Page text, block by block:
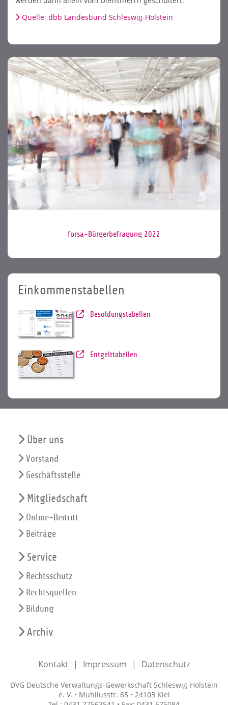
Quelle: dbb Landesbund Schleswig-Holstein
forsa-Bürgerbefragung 2022
Einkommenstabellen
Besoldungstabellen
Entgelttabellen
Über uns
Vorstand
Geschäftsstelle
Mitgliedschaft
Online-Beitritt
Beiträge
Service
Rechtsschutz
Rechtsquellen
Bildung
Archiv
Kontakt Impressum Datenschutz
DVG Deutsche Verwaltungs-Gewerkschaft Schleswig-Holstein
e. V. • Muhliusstr. 65 • 24103 Kiel